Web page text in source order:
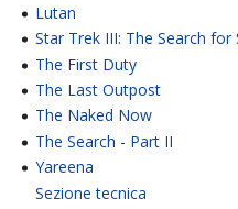
Lutan
Star Trek III: The Search for
The First Duty
The Last Outpost
The Naked Now
The Search - Part II
Yareena
Sezione tecnica